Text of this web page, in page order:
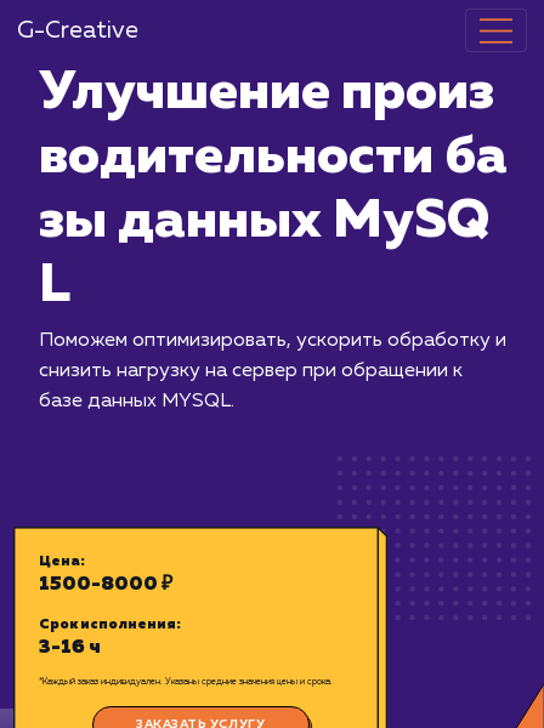
G-Creative
Улучшение
зы данных
L
базе данных MYSQL.